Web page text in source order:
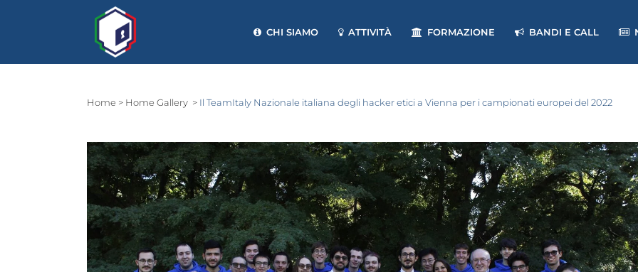
CHI SIAMO ATTIVITÀ FORMAZIONE BANDI E CALL
Home > Home Gallery > Il TeamItaly Nazionale italiana degli hacker etici a Vienna per i campionati europei del 2022